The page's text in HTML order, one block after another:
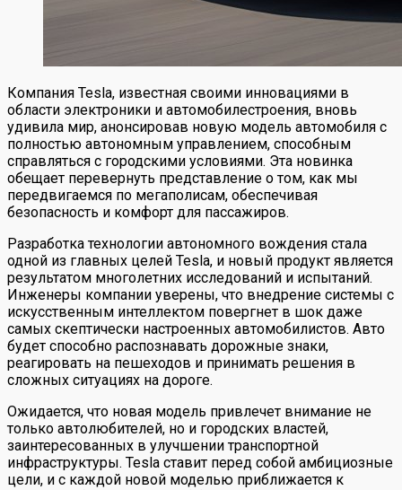
Компания Tesla, известная своими инновациями в
области электроники и автомобилестроения, вновь
удивила мир, анонсировав новую модель автомобиля с
полностью автономным управлением, способным
справляться с городскими условиями. Эта новинка
обещает перевернуть представление о том, как мы
передвигаемся по мегаполисам, обеспечивая
безопасность и комфорт для пассажиров.
Разработка технологии автономного вождения стала
одной из главных целей Tesla, и новый продукт является
результатом многолетних исследований и испытаний.
Инженеры компании уверены, что внедрение системы с
искусственным интеллектом повергнет в шок даже
самых скептически настроенных автомобилистов. Авто
будет способно распознавать дорожные знаки,
реагировать на пешеходов и принимать решения в
сложных ситуациях на дороге.
Ожидается, что новая модель привлечет внимание не
только автолюбителей, но и городских властей,
заинтересованных в улучшении транспортной
инфраструктуры. Tesla ставит перед собой амбициозные
цели, и с каждой новой моделью приближается к